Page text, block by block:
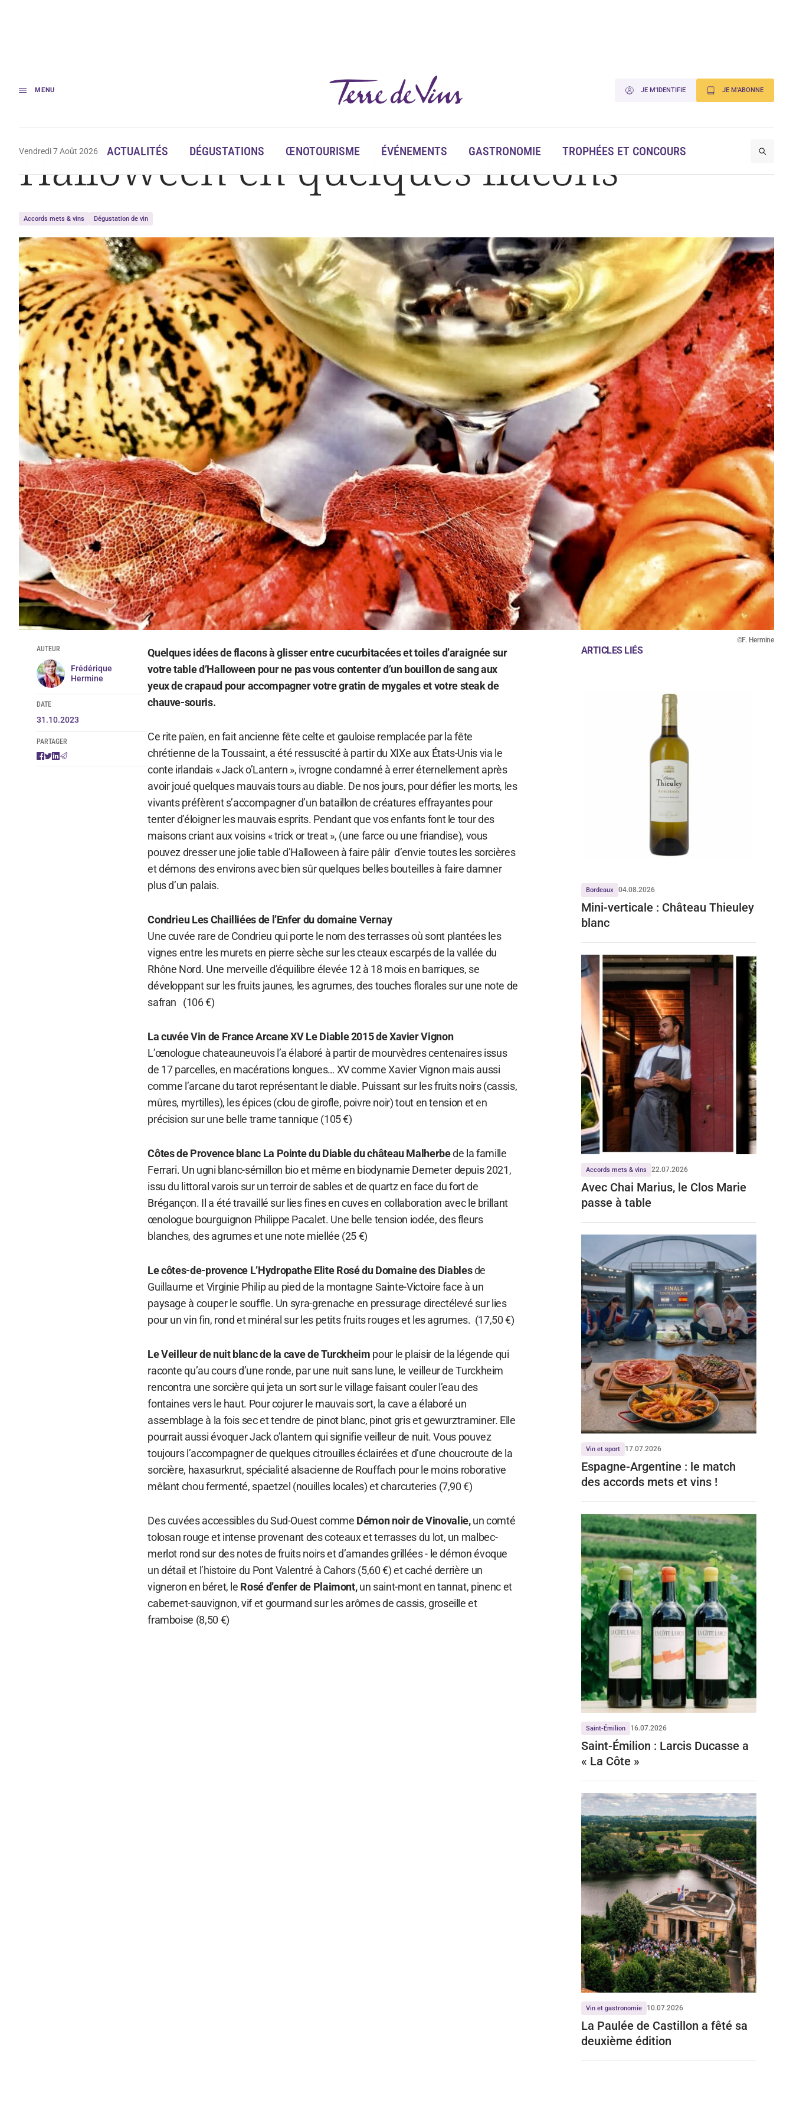
MENU JE M'IDENTIFIE JE M'ABONNE
Vendredi 7 Août 2026 ACTUALITÉS DÉGUSTATIONS ŒNOTOURISME ÉVÉNEMENTS GASTRONOMIE TROPHÉES ET CONCOURS
Accueil Gastronomie Halloween en quelques flacons
Halloween en quelques flacons
Accords mets & vins Dégustation de vin
©F. Hermine
AUTEUR
Frédérique
Hermine
DATE
31.10.2023
PARTAGER
Quelques idées de flacons à glisser entre cucurbitacées et toiles d’araignée sur
votre table d’Halloween pour ne pas vous contenter d’un bouillon de sang aux
yeux de crapaud pour accompagner votre gratin de mygales et votre steak de
chauve-souris.
Ce rite païen, en fait ancienne fête celte et gauloise remplacée par la fête
chrétienne de la Toussaint, a été ressuscité à partir du XIXe aux États-Unis via le
conte irlandais « Jack o’Lantern », ivrogne condamné à errer éternellement après
avoir joué quelques mauvais tours au diable. De nos jours, pour défier les morts, les
vivants préfèrent s’accompagner d’un bataillon de créatures effrayantes pour
tenter d’éloigner les mauvais esprits. Pendant que vos enfants font le tour des
maisons criant aux voisins « trick or treat », (une farce ou une friandise), vous
pouvez dresser une jolie table d’Halloween à faire pâlir d’envie toutes les sorcières
et démons des environs avec bien sûr quelques belles bouteilles à faire damner
plus d’un palais.
Condrieu Les Chailliées de l’Enfer du domaine Vernay
Une cuvée rare de Condrieu qui porte le nom des terrasses où sont plantées les
vignes entre les murets en pierre sèche sur les cteaux escarpés de la vallée du
Rhône Nord. Une merveille d’équilibre élevée 12 à 18 mois en barriques, se
développant sur les fruits jaunes, les agrumes, des touches florales sur une note de
safran (106 €)
La cuvée Vin de France Arcane XV Le Diable 2015 de Xavier Vignon
L’œnologue chateauneuvois l’a élaboré à partir de mourvèdres centenaires issus
de 17 parcelles, en macérations longues… XV comme Xavier Vignon mais aussi
comme l’arcane du tarot représentant le diable. Puissant sur les fruits noirs (cassis,
mûres, myrtilles), les épices (clou de girofle, poivre noir) tout en tension et en
précision sur une belle trame tannique (105 €)
Côtes de Provence blanc La Pointe du Diable du château Malherbede la famille
Ferrari. Un ugni blanc-sémillon bio et même en biodynamie Demeter depuis 2021,
issu du littoral varois sur un terroir de sables et de quartz en face du fort de
Brégançon. Il a été travaillé sur lies fines en cuves en collaboration avec le brillant
œnologue bourguignon Philippe Pacalet. Une belle tension iodée, des fleurs
blanches, des agrumes et une note miellée (25 €)
Le côtes-de-provence L’Hydropathe Elite Rosé du Domaine des Diablesde
Guillaume et Virginie Philip au pied de la montagne Sainte-Victoire face à un
paysage à couper le souffle. Un syra-grenache en pressurage directélevé sur lies
pour un vin fin, rond et minéral sur les petits fruits rouges et les agrumes. (17,50 €)
Le Veilleur de nuit blanc de la cave de Turckheim pour le plaisir de la légende qui
raconte qu’au cours d’une ronde, par une nuit sans lune, le veilleur de Turckheim
rencontra une sorcière qui jeta un sort sur le village faisant couler l’eau des
fontaines vers le haut. Pour cojurer le mauvais sort, la cave a élaboré un
assemblage à la fois sec et tendre de pinot blanc, pinot gris et gewurztraminer. Elle
pourrait aussi évoquer Jack o’lantern qui signifie veilleur de nuit. Vous pouvez
toujours l’accompagner de quelques citrouilles éclairées et d’une choucroute de la
sorcière, haxasurkrut, spécialité alsacienne de Rouffach pour le moins roborative
mêlant chou fermenté, spaetzel (nouilles locales) et charcuteries (7,90 €)
Des cuvées accessibles du Sud-Ouest comme Démon noirde Vinovalie,un comté
tolosan rouge et intense provenant des coteaux et terrasses du lot, un malbec-
merlot rond sur des notes de fruits noirs et d’amandes grillées - le démon évoque
un détail et l’histoire du Pont Valentré à Cahors (5,60 €) et caché derrière un
vigneron en béret, le Rosé d’enferde Plaimont,un saint-monten tannat, pinenc et
cabernet-sauvignon, vif et gourmand sur les arômes de cassis, groseille et
framboise (8,50 €)
ARTICLES LIÉS
Bordeaux 04.08.2026
Mini-verticale : Château Thieuley
blanc
Accords mets & vins 22.07.2026
Avec Chai Marius, le Clos Marie
passe à table
Vin et sport 17.07.2026
Espagne-Argentine : le match
des accords mets et vins !
Saint-Émilion 16.07.2026
Saint-Émilion : Larcis Ducasse a
« La Côte »
Vin et gastronomie 10.07.2026
La Paulée de Castillon a fêté sa
deuxième édition